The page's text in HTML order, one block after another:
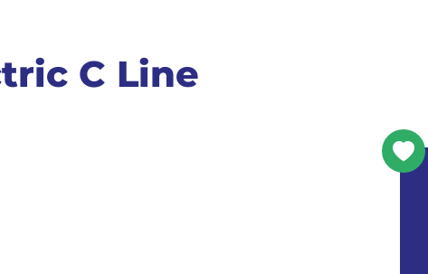
C Line